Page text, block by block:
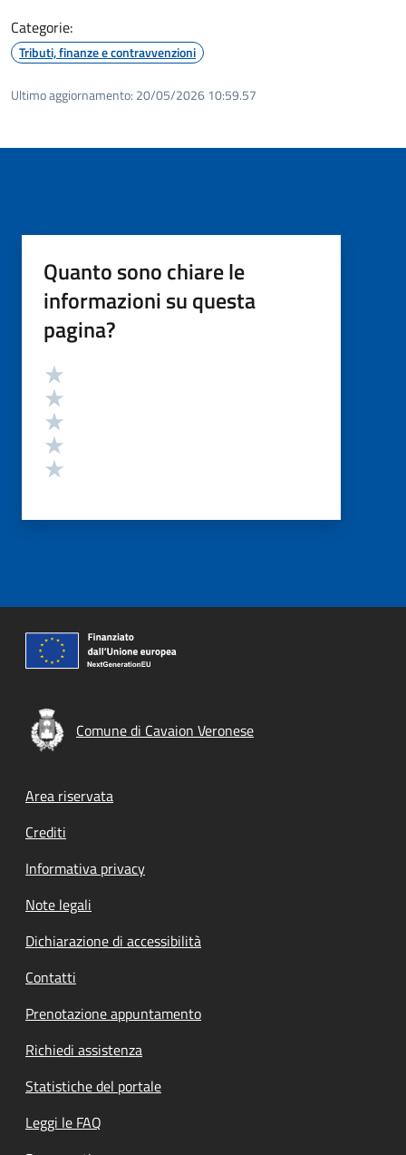
Categorie:
Tributi, finanze e contravvenzioni
Ultimo aggiornamento: 20/05/2026 10:59.57
Quanto sono chiare le
informazioni su questa
pagina?
Valutazione
Comune di Cavaion Veronese
Footer menu
Area riservata
Crediti
Informativa privacy
Note legali
Dichiarazione di accessibilità
Contatti
Prenotazione appuntamento
Richiedi assistenza
Statistiche del portale
Leggi le FAQ